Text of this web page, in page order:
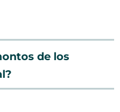
de los